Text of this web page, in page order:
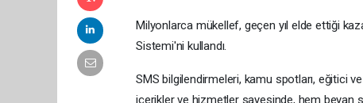
Milyonlarca mükellef, geçen yıl elde ettiği
Sistemi'ni kullandı.
SMS bilgilendirmeleri, kamu spotları, eğitici
içerikler ve hizmetler sayesinde, hem beyan